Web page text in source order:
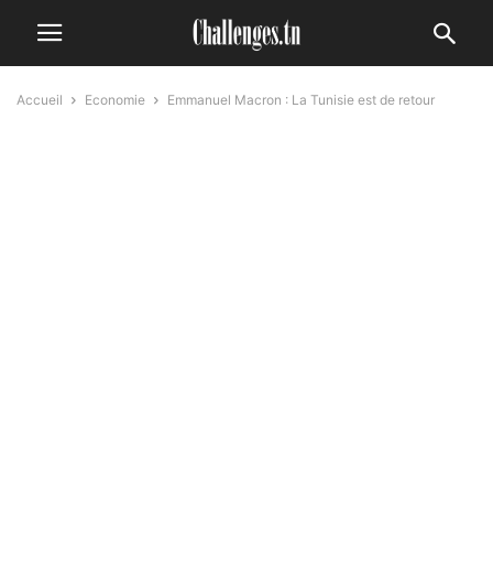
Accueil Economie Emmanuel Macron : La Tunisie est de retour